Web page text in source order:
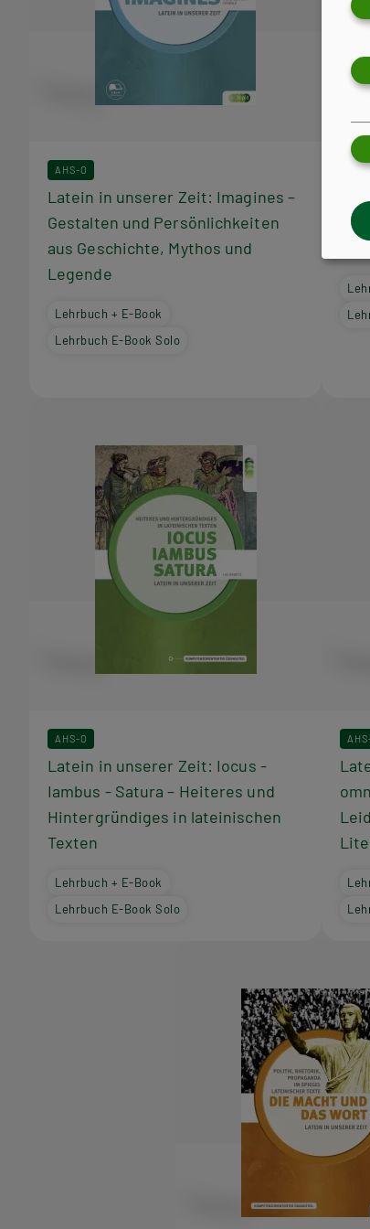
AHS-O
Latein in unserer Zeit: Imagines –
Gestalten und Persönlichkeiten
aus Geschichte, Mythos und
Legende
Lehrbuch + E-Book
Lehrbuch E-Book Solo
AHS-O
Latein in unserer Zeit: Iocus -
Iambus - Satura – Heiteres und
Hintergründiges in lateinischen
Texten
Lehrbuch + E-Book
Lehrbuch E-Book Solo